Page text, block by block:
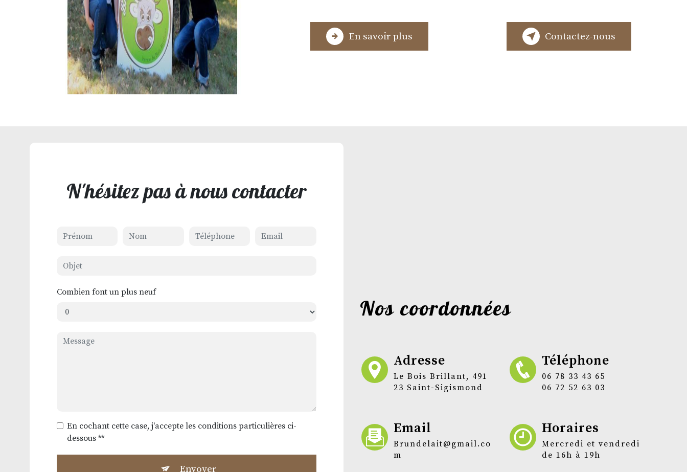
En savoir plus Contactez-nous
N'hésitez pas à nous contacter
Combien font un plus neuf
En cochant cette case, j'accepte les conditions particulières ci-
dessous **
Envoyer
Nos coordonnées
Adresse
Le Bois Brillant, 491
23 Saint-Sigismond
Téléphone
06 78 33 43 65
06 72 52 63 03
Email
brundelait@gmail.co
m
Horaires
Mercredi et vendredi
de 16h à 19h